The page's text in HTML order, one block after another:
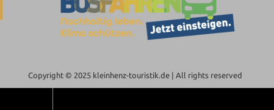
Copyright © 2025 kleinhenz-touristik.de | All rights reserved